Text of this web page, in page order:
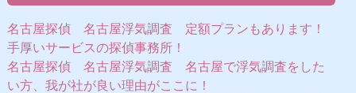
名古屋探偵 名古屋浮気調査 定額プランもあります！
手厚いサービスの探偵事務所！
名古屋探偵 名古屋浮気調査 名古屋で浮気調査をした
い方、我が社が良い理由がここに！